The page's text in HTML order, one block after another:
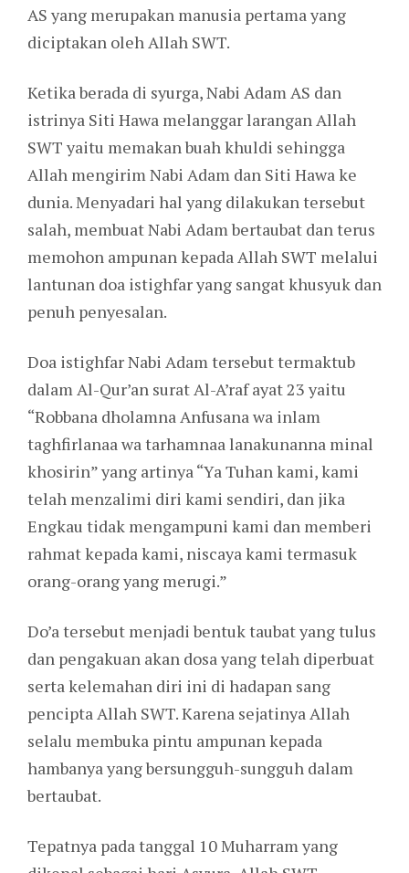
AS yang merupakan manusia pertama yang
diciptakan oleh Allah SWT.
Ketika berada di syurga, Nabi Adam AS dan
istrinya Siti Hawa melanggar larangan Allah
SWT yaitu memakan buah khuldi sehingga
Allah mengirim Nabi Adam dan Siti Hawa ke
dunia. Menyadari hal yang dilakukan tersebut
salah, membuat Nabi Adam bertaubat dan terus
memohon ampunan kepada Allah SWT melalui
lantunan doa istighfar yang sangat khusyuk dan
penuh penyesalan.
Doa istighfar Nabi Adam tersebut termaktub
dalam Al-Qur’an surat Al-A’raf ayat 23 yaitu
“Robbana dholamna Anfusana wa inlam
taghfirlanaa wa tarhamnaa lanakunanna minal
khosirin” yang artinya “Ya Tuhan kami, kami
telah menzalimi diri kami sendiri, dan jika
Engkau tidak mengampuni kami dan memberi
rahmat kepada kami, niscaya kami termasuk
orang-orang yang merugi.”
Do’a tersebut menjadi bentuk taubat yang tulus
dan pengakuan akan dosa yang telah diperbuat
serta kelemahan diri ini di hadapan sang
pencipta Allah SWT. Karena sejatinya Allah
selalu membuka pintu ampunan kepada
hambanya yang bersungguh-sungguh dalam
bertaubat.
Tepatnya pada tanggal 10 Muharram yang